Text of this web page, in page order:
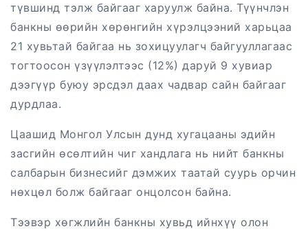
түвшинд тэлж байгааг харуулж байна. Түүнчлэн
банкны өөрийн хөрөнгийн хүрэлцээний харьцаа
21 хувьтай байгаа нь зохицуулагч байгууллагаас
тогтоосон үзүүлэлтээс (12%) даруй 9 хувиар
дээгүүр буюу эрсдэл даах чадвар сайн байгааг
дурдлаа.
Цаашид Монгол Улсын дунд хугацааны эдийн
засгийн өсөлтийн чиг хандлага нь нийт банкны
салбарын бизнесийг дэмжих таатай суурь орчин
нөхцөл болж байгааг онцолсон байна.
Тээвэр хөгжлийн банкны хувьд ийнхүү олон